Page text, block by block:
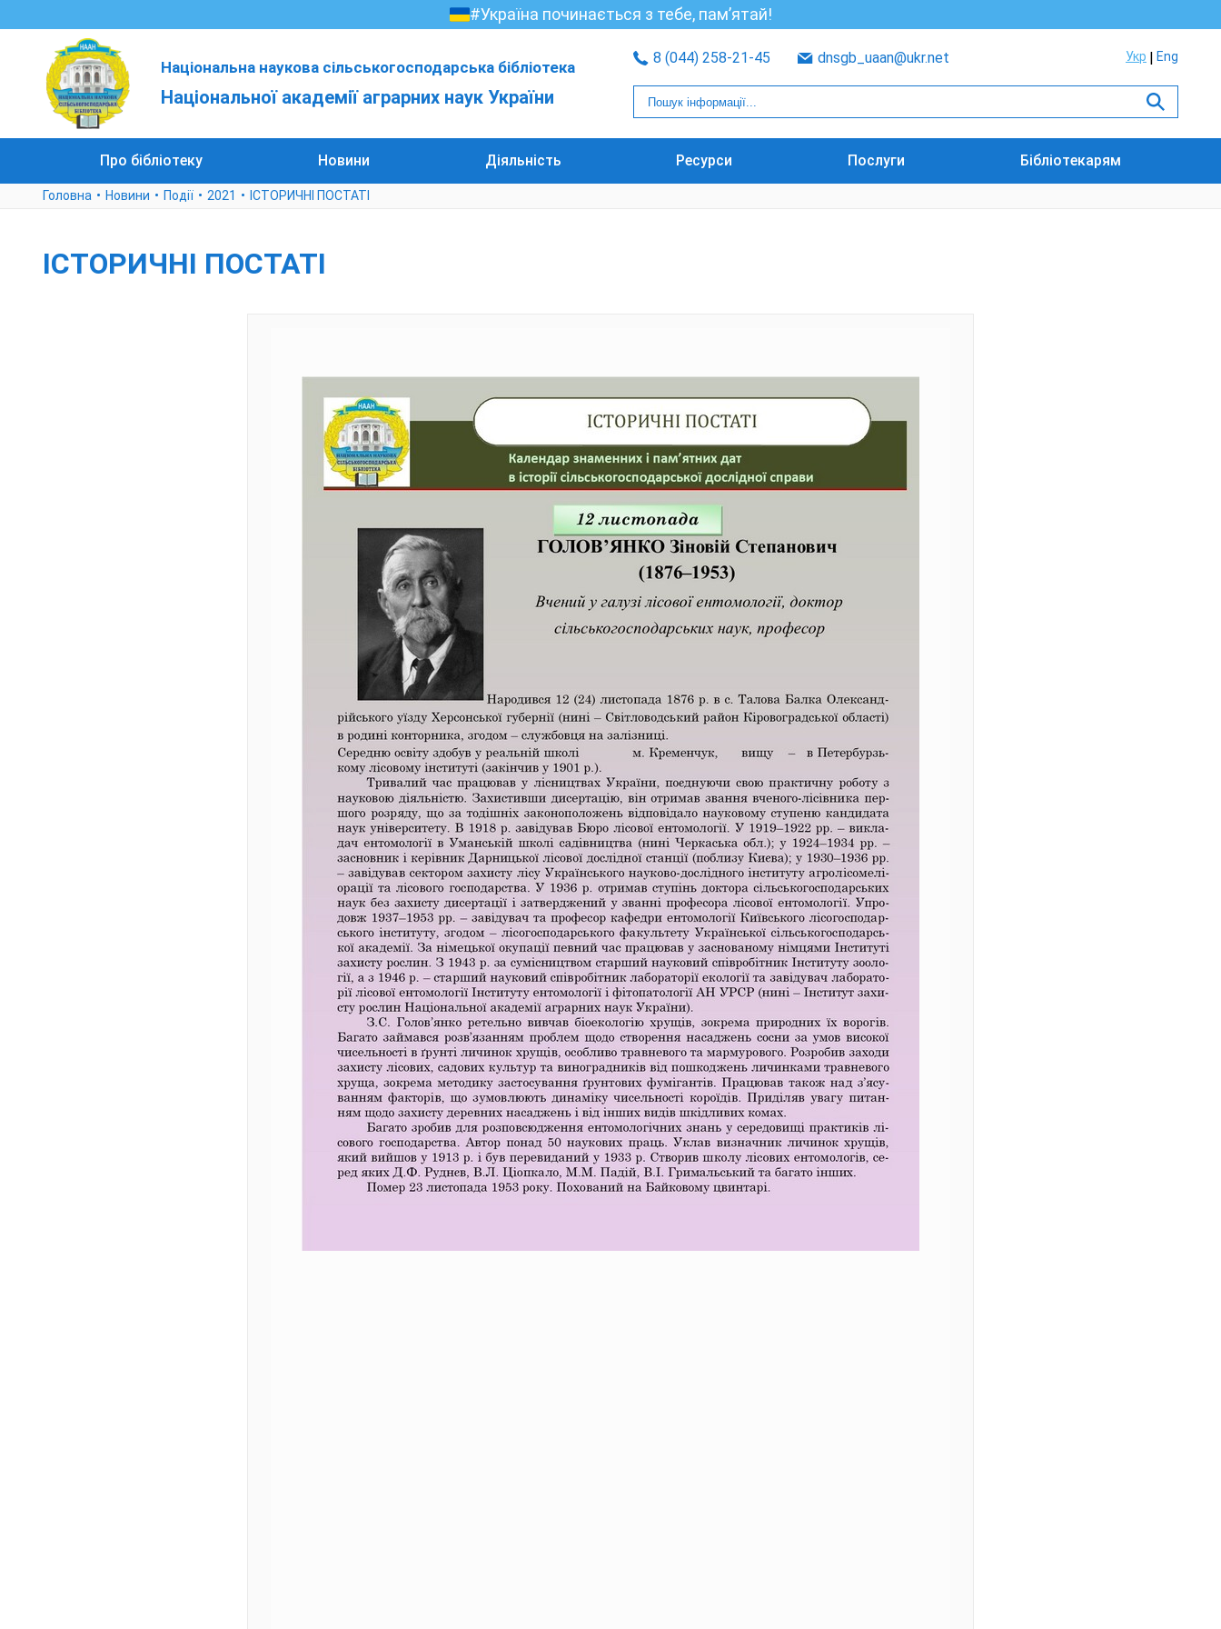
#Україна починається з тебе, пам’ятай!
Національна наукова сільськогосподарська бібліотека
Національної академії аграрних наук України
8 (044) 258-21-45 dnsgb_uaan@ukr.net Укр Eng
Про бібліотеку Новини Діяльність Ресурси Послуги Бібліотекарям
Головна Новини Події 2021 ІСТОРИЧНІ ПОСТАТІ
ІСТОРИЧНІ ПОСТАТІ